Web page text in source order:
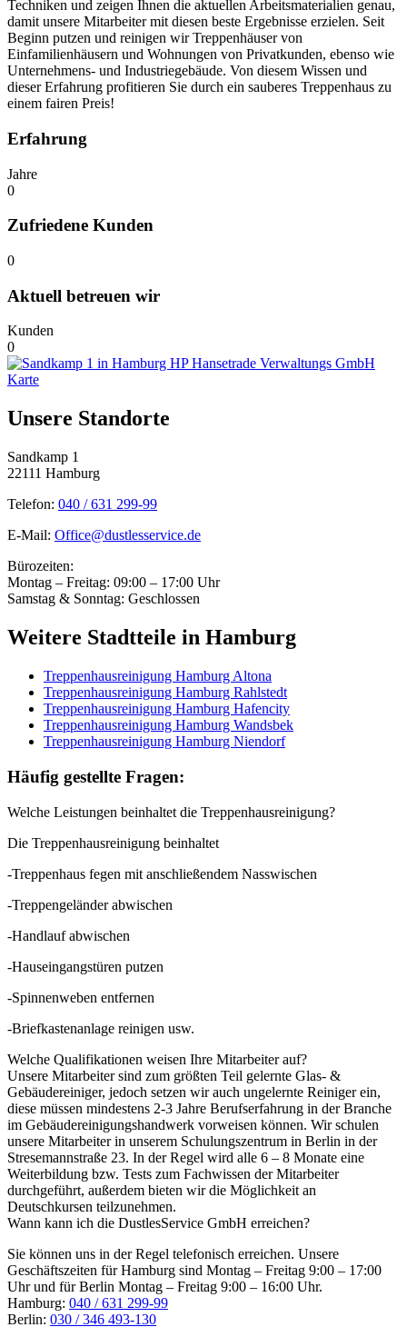
Techniken und zeigen Ihnen die aktuellen Arbeitsmaterialien genau,
damit unsere Mitarbeiter mit diesen beste Ergebnisse erzielen. Seit
Beginn putzen und reinigen wir Treppenhäuser von
Einfamilienhäusern und Wohnungen von Privatkunden, ebenso wie
Unternehmens- und Industriegebäude. Von diesem Wissen und
dieser Erfahrung profitieren Sie durch ein sauberes Treppenhaus zu
einem fairen Preis!
Erfahrung
Jahre
0
Zufriedene Kunden
0
Aktuell betreuen wir
Kunden
0
Unsere Standorte
Sandkamp 1
22111 Hamburg
Telefon: 040 / 631 299-99
E-Mail: Office@dustlesservice.de
Bürozeiten:
Montag – Freitag: 09:00 – 17:00 Uhr
Samstag & Sonntag: Geschlossen
Weitere Stadtteile in Hamburg
Treppenhausreinigung Hamburg Altona
Treppenhausreinigung Hamburg Rahlstedt
Treppenhausreinigung Hamburg Hafencity
Treppenhausreinigung Hamburg Wandsbek
Treppenhausreinigung Hamburg Niendorf
Häufig gestellte Fragen:
Welche Leistungen beinhaltet die Treppenhausreinigung?
Die Treppenhausreinigung beinhaltet
-Treppenhaus fegen mit anschließendem Nasswischen
-Treppengeländer abwischen
-Handlauf abwischen
-Hauseingangstüren putzen
-Spinnenweben entfernen
-Briefkastenanlage reinigen usw.
Welche Qualifikationen weisen Ihre Mitarbeiter auf?
Unsere Mitarbeiter sind zum größten Teil gelernte Glas- &
Gebäudereiniger, jedoch setzen wir auch ungelernte Reiniger ein,
diese müssen mindestens 2-3 Jahre Berufserfahrung in der Branche
im Gebäudereinigungshandwerk vorweisen können. Wir schulen
unsere Mitarbeiter in unserem Schulungszentrum in Berlin in der
Stresemannstraße 23. In der Regel wird alle 6 – 8 Monate eine
Weiterbildung bzw. Tests zum Fachwissen der Mitarbeiter
durchgeführt, außerdem bieten wir die Möglichkeit an
Deutschkursen teilzunehmen.
Wann kann ich die DustlesService GmbH erreichen?
Sie können uns in der Regel telefonisch erreichen. Unsere
Geschäftszeiten für Hamburg sind Montag – Freitag 9:00 – 17:00
Uhr und für Berlin Montag – Freitag 9:00 – 16:00 Uhr.
Hamburg: 040 / 631 299-99
Berlin: 030 / 346 493-130